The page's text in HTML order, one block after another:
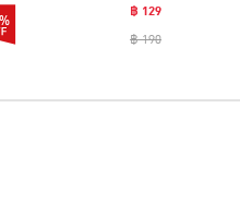
฿ 129
฿ 190